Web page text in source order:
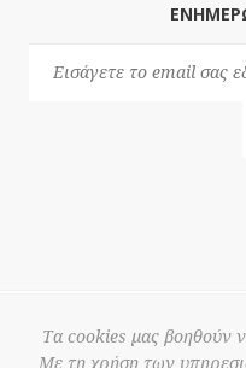
Τα cookies μας βοηθούν
Με τη χρήση των